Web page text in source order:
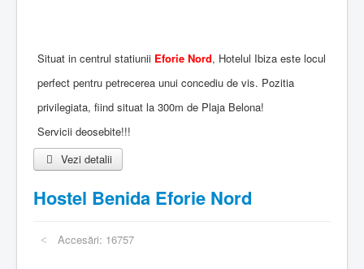
Situat in centrul statiunii Eforie Nord, Hotelul Ibiza este locul
perfect pentru petrecerea unui concediu de vis. Pozitia
privilegiata, fiind situat la 300m de Plaja Belona!
Servicii deosebite!!!
Vezi detalii
Hostel Benida Eforie Nord
Accesări: 16757